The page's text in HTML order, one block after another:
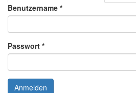
Benutzername *
Passwort *
Anmelden